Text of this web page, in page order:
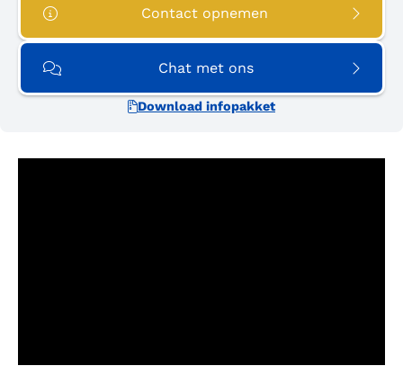
Contact opnemen
Chat met ons
Download infopakket